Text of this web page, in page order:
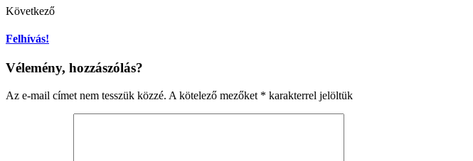
Következő
Felhívás!
Vélemény, hozzászólás?
Az e-mail címet nem tesszük közzé. A kötelező mezőket * karakterrel jelöltük